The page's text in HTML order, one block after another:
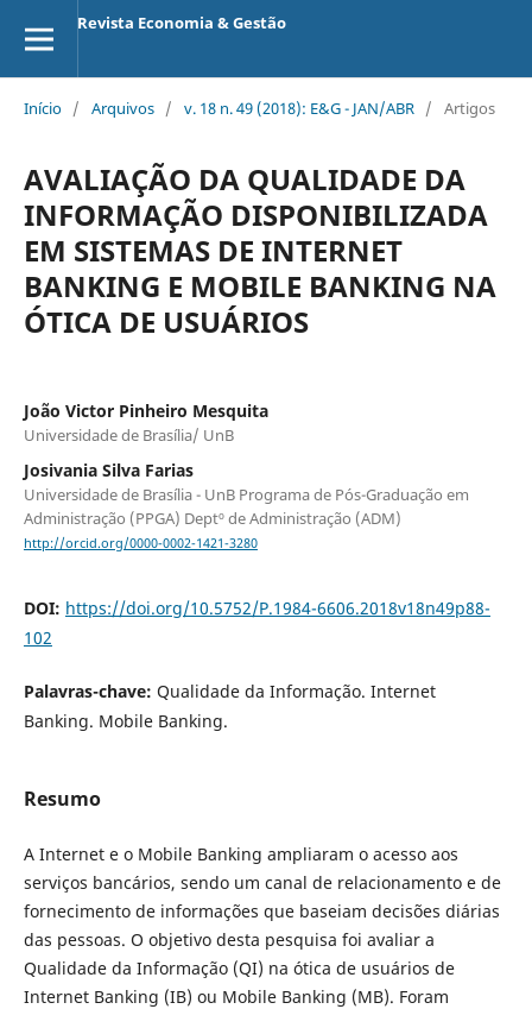
Revista Economia & Gestão
Início / Arquivos / v. 18 n. 49 (2018): E&G - JAN/ABR / Artigos
AVALIAÇÃO DA QUALIDADE DA
INFORMAÇÃO DISPONIBILIZADA
EM SISTEMAS DE INTERNET
BANKING E MOBILE BANKING NA
ÓTICA DE USUÁRIOS
João Victor Pinheiro Mesquita
Universidade de Brasília/ UnB
Josivania Silva Farias
Universidade de Brasília - UnB Programa de Pós-Graduação em
Administração (PPGA) Deptº de Administração (ADM)
http://orcid.org/0000-0002-1421-3280
DOI: https://doi.org/10.5752/P.1984-6606.2018v18n49p88-
102
Palavras-chave: Qualidade da Informação. Internet
Banking. Mobile Banking.
Resumo
A Internet e o Mobile Banking ampliaram o acesso aos
serviços bancários, sendo um canal de relacionamento e de
fornecimento de informações que baseiam decisões diárias
das pessoas. O objetivo desta pesquisa foi avaliar a
Qualidade da Informação (QI) na ótica de usuários de
Internet Banking (IB) ou Mobile Banking (MB). Foram